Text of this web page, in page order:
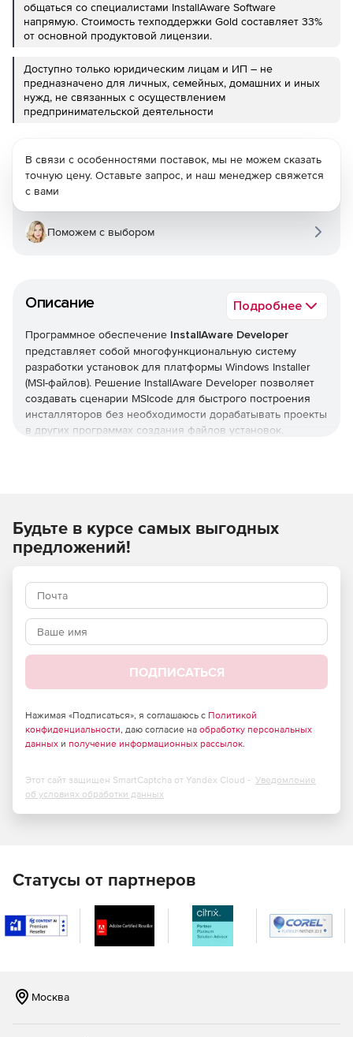
общаться со специалистами InstallAware Software
напрямую. Стоимость техподдержки Gold составляет 33%
от основной продуктовой лицензии.
Доступно только юридическим лицам и ИП – не
предназначено для личных, семейных, домашних и иных
нужд, не связанных с осуществлением
предпринимательской деятельности
Описание Подробнее
Программное обеспечение InstallAware Developer
представляет собой многофункциональную систему
разработки установок для платформы Windows Installer
(MSI-файлов). Решение InstallAware Developer позволяет
создавать сценарии MSIcode для быстрого построения
инсталляторов без необходимости дорабатывать проекты
в других программах создания файлов установок.
переключаться между механизмами установки
родного кода и Windows Installer.
Поддержка Windows 7, отображение прогресса
Установка программ на 32- и 64-битные системы с
помощью одного инсталлятора.
Обнаружение и менеджмент инсталляторов на
виртуальных машинах.
редактирования методом перетаскивания,
мгновенная генерация MSIcode.
Объединение старых и новых установок в один файл.
В связи с особенностями поставок, мы не можем сказать
точную цену. Оставьте запрос, и наш менеджер свяжется
с вами
Поможем с выбором
Будьте в курсе самых выгодных
предложений!
ПОДПИСАТЬСЯ
Нажимая «Подписаться», я соглашаюсь с Политикой
конфиденциальности, даю согласие на обработку персональных
данных и получение информационных рассылок.
Этот сайт защищен SmartCaptcha от Yandex Cloud - Уведомление
об условиях обработки данных
Статусы от партнеров
Москва